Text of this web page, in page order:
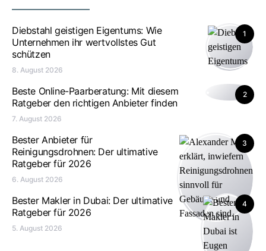
1
Diebstahl geistigen Eigentums: Wie
Unternehmen ihr wertvollstes Gut
schützen
8. August 2026
2
Beste Online-Paarberatung: Mit diesem
Ratgeber den richtigen Anbieter finden
7. August 2026
3
Bester Anbieter für
Reinigungsdrohnen: Der ultimative
Ratgeber für 2026
6. August 2026
4
Bester Makler in Dubai: Der ultimative
Ratgeber für 2026
5. August 2026